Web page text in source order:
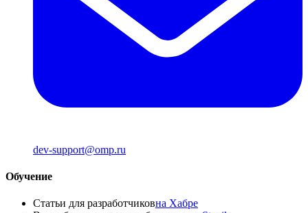
dev-support@omp.ru
Обучение
Статьи для разработчиковна Хабре